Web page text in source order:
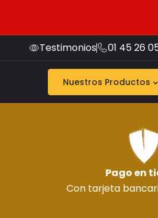
Testimonios 01 45 26
Nuestros Productos
Pago en
Con tarjeta